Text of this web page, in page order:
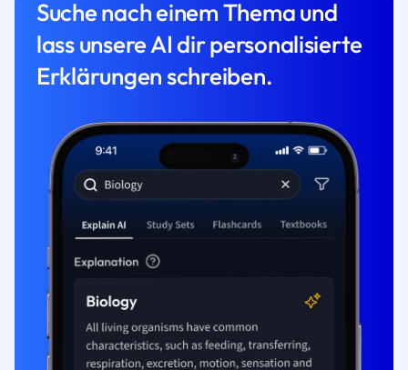
Suche nach einem Thema und
lass unsere AI dir personalisierte
Erklärungen schreiben.